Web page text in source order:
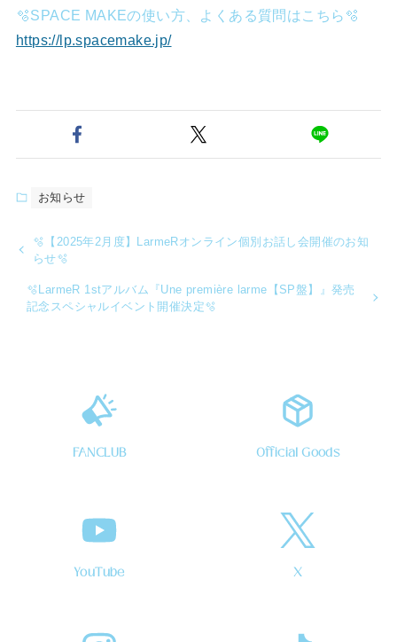
🫧SPACE MAKEの使い方、よくある質問はこちら🫧
https://lp.spacemake.jp/
お知らせ
🫧【2025年2月度】LarmeRオンライン個別お話し会開催のお知
らせ🫧
🫧LarmeR 1stアルバム『Une première larme【SP盤】』発売
記念スペシャルイベント開催決定🫧
FANCLUB Official Goods
YouTube X